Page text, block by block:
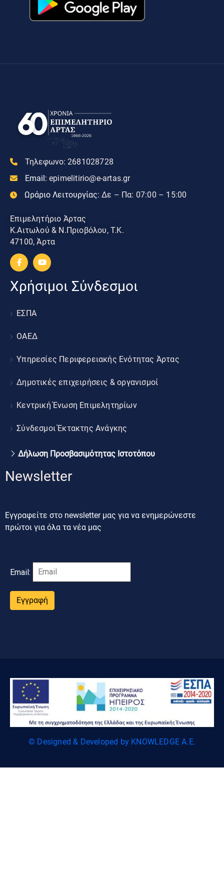
Τηλεφωνο: 2681028728
Email: epimelitirio@e-artas.gr
Ωράριο Λειτουργίας: Δε – Πα: 07:00 – 15:00
Επιμελητήριο Άρτας
Κ.Αιτωλού & Ν.Πριοβόλου, Τ.Κ.
47100, Άρτα
Χρήσιμοι Σύνδεσμοι
ΕΣΠΑ
ΟΑΕΔ
Υπηρεσίες Περιφερειακής Ενότητας Άρτας
Δημοτικές επιχειρήσεις & οργανισμοί
Κεντρική Ένωση Επιμελητηρίων
Σύνδεσμοι Έκτακτης Ανάγκης
Δήλωση Προσβασιμότητας Ιστοτόπου
Newsletter
Εγγραφείτε στο newsletter μας για να ενημερώνεστε
πρώτοι για όλα τα νέα μας
Email:
Εγγραφή
© Designed & Developed by KNOWLEDGE A.E.